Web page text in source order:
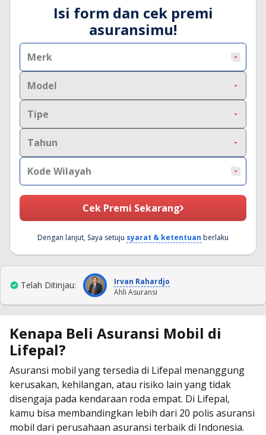
Isi form dan cek premi
asuransimu!
Merk
Model
Tipe
Tahun
Kode Wilayah
Cek Premi Sekarang
Dengan lanjut, Saya setuju syarat & ketentuan berlaku
Telah Ditinjau:
Irvan Rahardjo
Ahli Asuransi
Kenapa Beli Asuransi Mobil di
Lifepal?
Asuransi mobil yang tersedia di Lifepal menanggung
kerusakan, kehilangan, atau risiko lain yang tidak
disengaja pada kendaraan roda empat. Di Lifepal,
kamu bisa membandingkan lebih dari 20 polis asuransi
mobil dari perusahaan asuransi terbaik di Indonesia.